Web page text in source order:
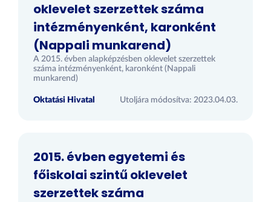
oklevelet szerzettek száma
intézményenként, karonként
(Nappali munkarend)
A 2015. évben alapképzésben oklevelet szerzettek
száma intézményenként, karonként (Nappali
munkarend)
Oktatási Hivatal Utoljára módosítva: 2023.04.03.
2015. évben egyetemi és
főiskolai szintű oklevelet
szerzettek száma